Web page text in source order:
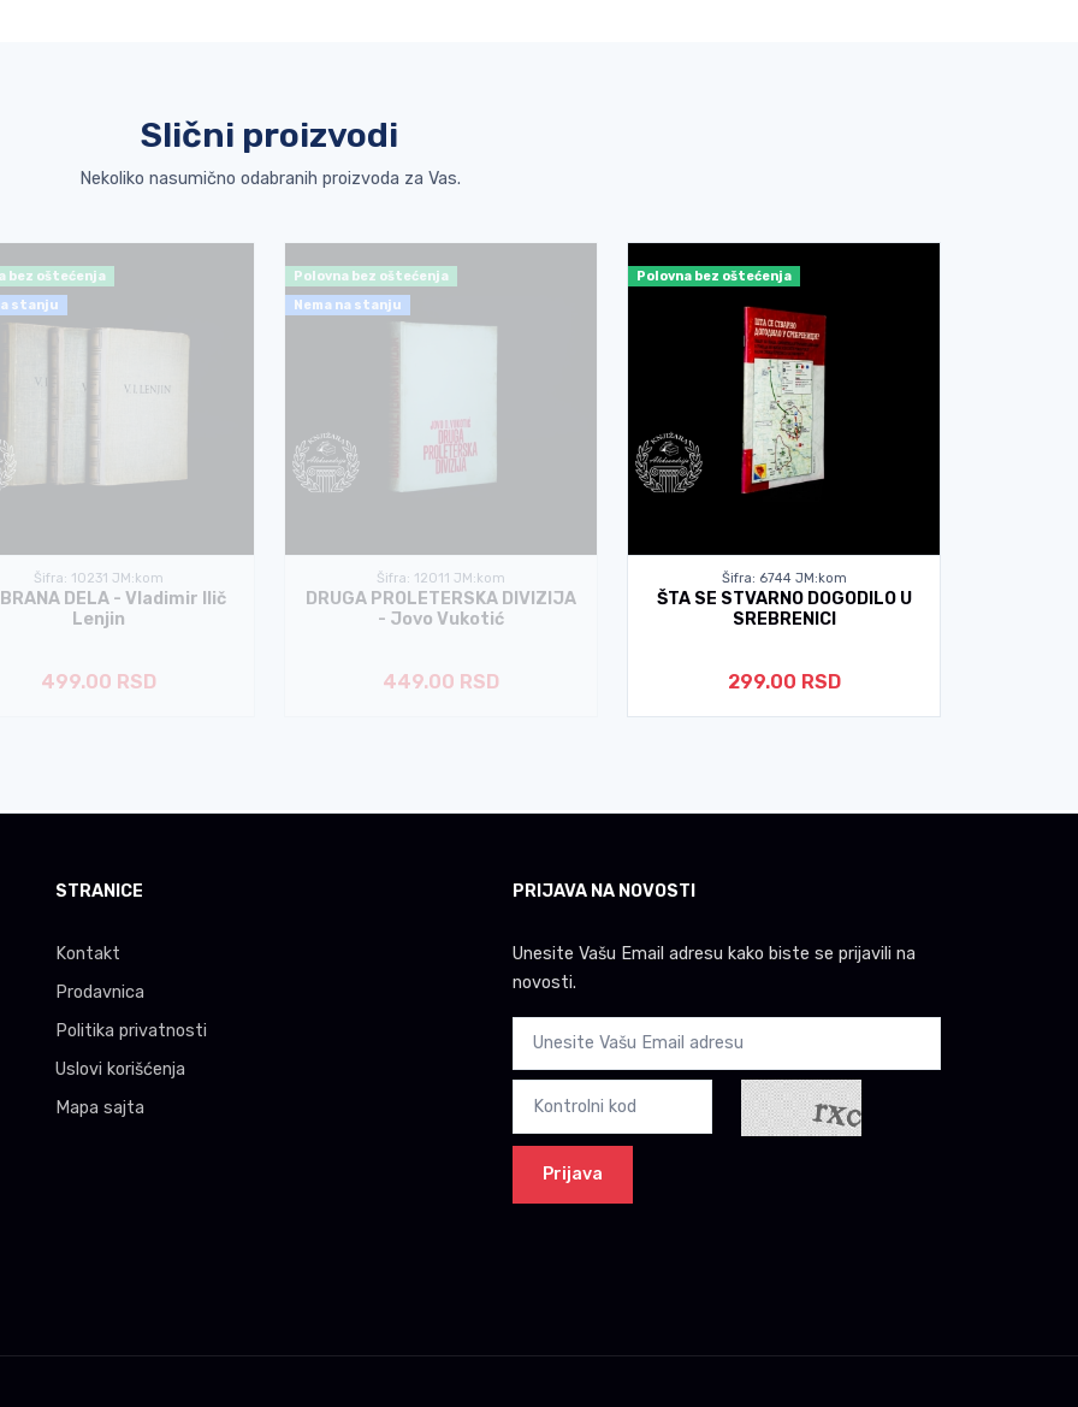
Slični proizvodi
Nekoliko nasumično odabranih proizvoda za Vas.
bez oštećenja
stanju
Šifra: 10231 JM:kom
DELA - Vladimir Ilič
Lenjin
499.00 RSD
Polovna bez oštećenja
Nema na stanju
Šifra: 12011 JM:kom
DRUGA PROLETERSKA DIVIZIJA
- Jovo Vukotić
449.00 RSD
Polovna bez oštećenja
Šifra: 6744 JM:kom
ŠTA SE STVARNO DOGODILO U
SREBRENICI
299.00 RSD
STRANICE
Kontakt
Prodavnica
Politika privatnosti
Uslovi korišćenja
Mapa sajta
PRIJAVA NA NOVOSTI
Unesite Vašu Email adresu kako biste se prijavili na
novosti.
Prijava